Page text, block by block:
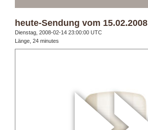
heute-Sendung vom 15.02.2008
Dienstag, 2008-02-14 23:00:00 UTC
Länge, 24 minutes